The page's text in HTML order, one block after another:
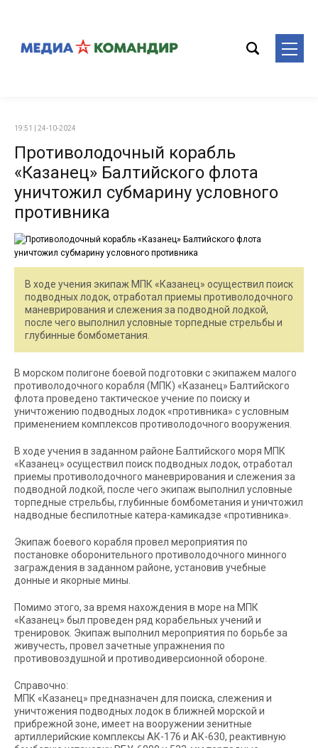
19:51 | 24-10-2024
Противолодочный корабль
«Казанец» Балтийского флота
уничтожил субмарину условного
противника
В ходе учения экипаж МПК «Казанец» осуществил поиск
подводных лодок, отработал приемы противолодочного
маневрирования и слежения за подводной лодкой,
после чего выполнил условные торпедные стрельбы и
глубинные бомбометания.
В морском полигоне боевой подготовки с экипажем малого
противолодочного корабля (МПК) «Казанец» Балтийского
флота проведено тактическое учение по поиску и
уничтожению подводных лодок «противника» с условным
применением комплексов противолодочного вооружения.
В ходе учения в заданном районе Балтийского моря МПК
«Казанец» осуществил поиск подводных лодок, отработал
приемы противолодочного маневрирования и слежения за
подводной лодкой, после чего экипаж выполнил условные
торпедные стрельбы, глубинные бомбометания и уничтожил
надводные беспилотные катера-камикадзе «противника».
Экипаж боевого корабля провел мероприятия по
постановке оборонительного противолодочного минного
заграждения в заданном районе, установив учебные
донные и якорные мины.
Помимо этого, за время нахождения в море на МПК
«Казанец» был проведен ряд корабельных учений и
тренировок. Экипаж выполнил мероприятия по борьбе за
живучесть, провел зачетные упражнения по
противовоздушной и противодиверсионной обороне.
Справочно:
МПК «Казанец» предназначен для поиска, слежения и
уничтожения подводных лодок в ближней морской и
прибрежной зоне, имеет на вооружении зенитные
артиллерийские комплексы АК-176 и АК-630, реактивную